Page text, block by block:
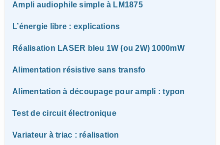
Ampli audiophile simple à LM1875
L’énergie libre : explications
Réalisation LASER bleu 1W (ou 2W) 1000mW
Alimentation résistive sans transfo
Alimentation à découpage pour ampli : typon
Test de circuit électronique
Variateur à triac : réalisation